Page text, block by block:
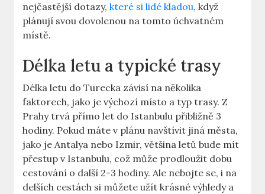
nejčastější dotazy,které si lidé kladou, když
plánují svou dovolenou na tomto úchvatném
místě.
Délka letu a typické trasy
Délka letu do Turecka závisí na několika
faktorech, jako je výchozí místo a typ trasy. Z
Prahy trvá přímo let do Istanbulu přibližně 3
hodiny. Pokud máte v plánu navštívit jiná města,
jako je Antalya nebo Izmir, většina letů bude mít
přestup v Istanbulu, což může prodloužit dobu
cestování o další 2-3 hodiny. Ale nebojte se, i na
delších cestách si můžete užít krásné výhledy a